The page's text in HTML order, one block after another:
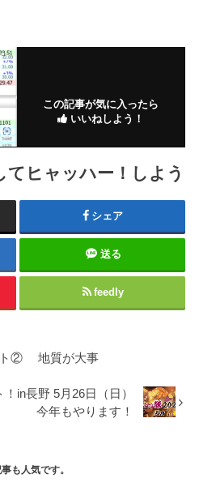
この記事が気に入ったら
いいねしよう！
てヒャッハー！しよう
シェア
送る
feedly
ト② 地質が大事
in長野 5月26日（日）
今年もやります！
も人気です。